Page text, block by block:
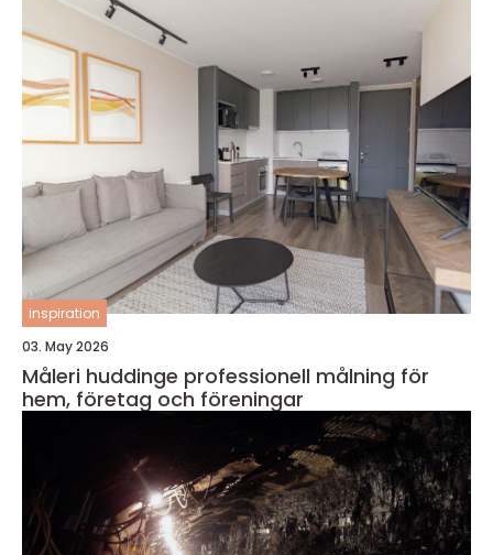
inspiration
03. May 2026
Måleri huddinge professionell målning för
hem, företag och föreningar